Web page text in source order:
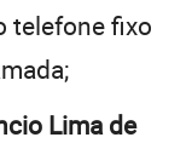
telefone fixo
Lima de